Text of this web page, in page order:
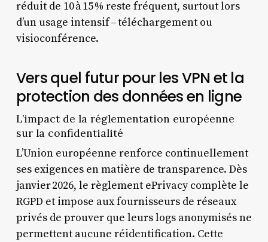
réduit de 10 à 15 % reste fréquent, surtout lors
d’un usage intensif – téléchargement ou
visioconférence.
Vers quel futur pour les VPN et la
protection des données en ligne
L’impact de la réglementation européenne
sur la confidentialité
L’Union européenne renforce continuellement
ses exigences en matière de transparence. Dès
janvier 2026, le règlement ePrivacy complète le
RGPD et impose aux fournisseurs de réseaux
privés de prouver que leurs logs anonymisés ne
permettent aucune réidentification. Cette